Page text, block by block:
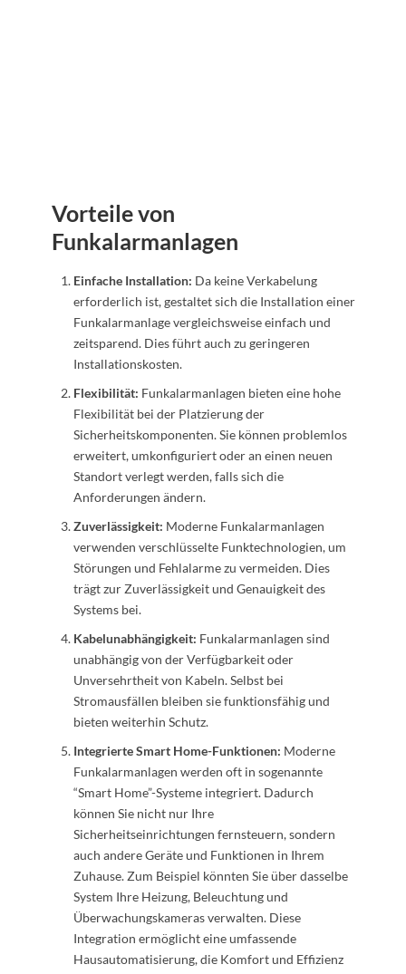
Vorteile von
Funkalarmanlagen
Einfache Installation: Da keine Verkabelung
erforderlich ist, gestaltet sich die Installation einer
Funkalarmanlage vergleichsweise einfach und
zeitsparend. Dies führt auch zu geringeren
Installationskosten.
Flexibilität: Funkalarmanlagen bieten eine hohe
Flexibilität bei der Platzierung der
Sicherheitskomponenten. Sie können problemlos
erweitert, umkonfiguriert oder an einen neuen
Standort verlegt werden, falls sich die
Anforderungen ändern.
Zuverlässigkeit: Moderne Funkalarmanlagen
verwenden verschlüsselte Funktechnologien, um
Störungen und Fehlalarme zu vermeiden. Dies
trägt zur Zuverlässigkeit und Genauigkeit des
Systems bei.
Kabelunabhängigkeit: Funkalarmanlagen sind
unabhängig von der Verfügbarkeit oder
Unversehrtheit von Kabeln. Selbst bei
Stromausfällen bleiben sie funktionsfähig und
bieten weiterhin Schutz.
Integrierte Smart Home-Funktionen: Moderne
Funkalarmanlagen werden oft in sogenannte
“Smart Home”-Systeme integriert. Dadurch
können Sie nicht nur Ihre
Sicherheitseinrichtungen fernsteuern, sondern
auch andere Geräte und Funktionen in Ihrem
Zuhause. Zum Beispiel könnten Sie über dasselbe
System Ihre Heizung, Beleuchtung und
Überwachungskameras verwalten. Diese
Integration ermöglicht eine umfassende
Hausautomatisierung, die Komfort und Effizienz